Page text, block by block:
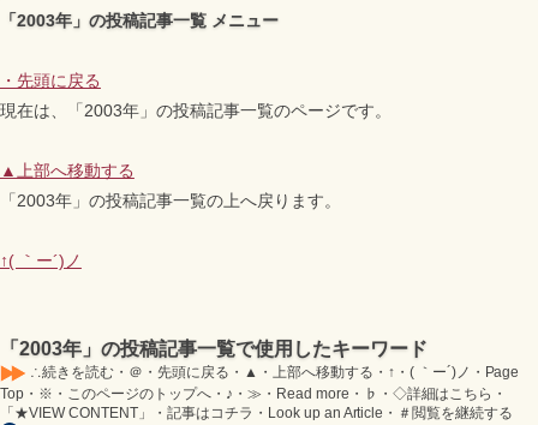
「2003年」の投稿記事一覧 メニュー
・ 先頭に戻る
現在は、「2003年」の投稿記事一覧のページです。
▲ 上部へ移動する
「2003年」の投稿記事一覧の上へ戻ります。
↑( ｀ー´)ノ
「2003年」の投稿記事一覧で使用したキーワード
∴続きを読む・＠・先頭に戻る・▲・上部へ移動する・↑・( ｀ー´)ノ・Page
Top・※・このページのトップへ・♪・≫・Read more・♭・◇詳細はこちら・
「★VIEW CONTENT」・記事はコチラ・Look up an Article・＃閲覧を継続する